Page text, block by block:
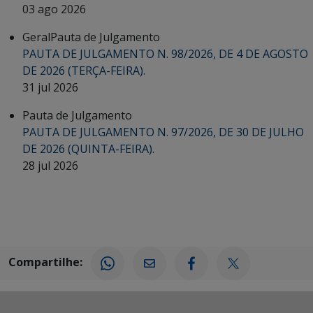
03 ago 2026
GeralPauta de Julgamento
PAUTA DE JULGAMENTO N. 98/2026, DE 4 DE AGOSTO
DE 2026 (TERÇA-FEIRA).
31 jul 2026
Pauta de Julgamento
PAUTA DE JULGAMENTO N. 97/2026, DE 30 DE JULHO
DE 2026 (QUINTA-FEIRA).
28 jul 2026
Compartilhe: